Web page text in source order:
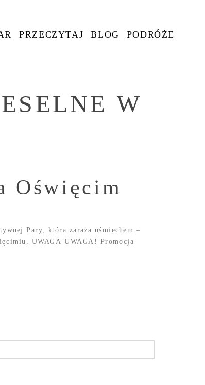
PRZECZYTAJ BLOG PODRÓŻE
W
Oświęcim
Pary, która zaraża uśmiechem –
UWAGA UWAGA! Promocja